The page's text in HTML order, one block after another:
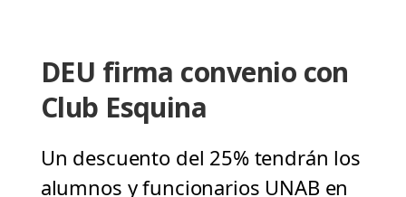
DEU firma convenio con
Club Esquina
Un descuento del 25% tendrán los
alumnos y funcionarios UNAB en